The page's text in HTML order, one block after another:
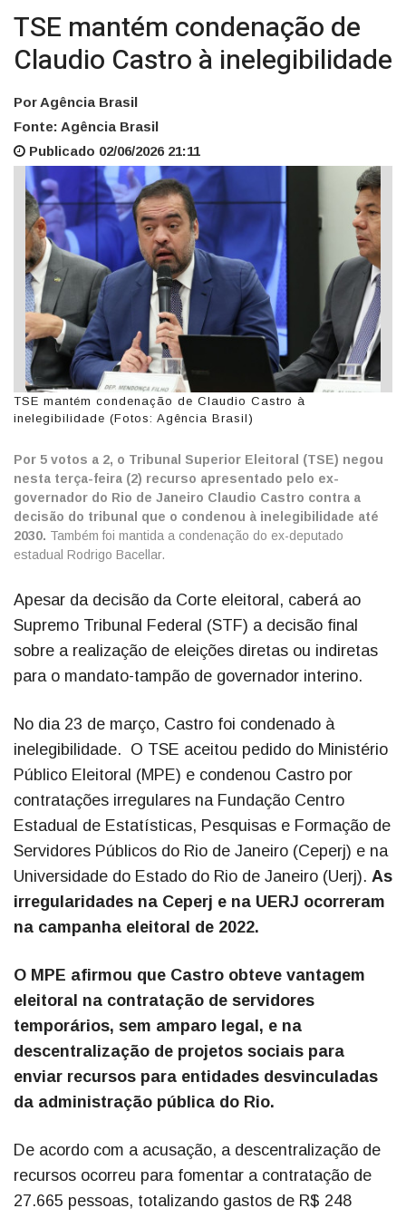
TSE mantém condenação de
Claudio Castro à inelegibilidade
Por Agência Brasil
Fonte: Agência Brasil
Publicado 02/06/2026 21:11
TSE mantém condenação de Claudio Castro à
inelegibilidade (Fotos: Agência Brasil)
Por 5 votos a 2, o Tribunal Superior Eleitoral (TSE) negou
nesta terça-feira (2) recurso apresentado pelo ex-
governador do Rio de Janeiro Claudio Castro contra a
decisão do tribunal que o condenou à inelegibilidade até
2030. Também foi mantida a condenação do ex-deputado
estadual Rodrigo Bacellar.
Apesar da decisão da Corte eleitoral, caberá ao
Supremo Tribunal Federal (STF) a decisão final
sobre a realização de eleições diretas ou indiretas
para o mandato-tampão de governador interino.
No dia 23 de março, Castro foi condenado à
inelegibilidade. O TSE aceitou pedido do Ministério
Público Eleitoral (MPE) e condenou Castro por
contratações irregulares na Fundação Centro
Estadual de Estatísticas, Pesquisas e Formação de
Servidores Públicos do Rio de Janeiro (Ceperj) e na
Universidade do Estado do Rio de Janeiro (Uerj). As
irregularidades na Ceperj e na UERJ ocorreram
na campanha eleitoral de 2022.
O MPE afirmou que Castro obteve vantagem
eleitoral na contratação de servidores
temporários, sem amparo legal, e na
descentralização de projetos sociais para
enviar recursos para entidades desvinculadas
da administração pública do Rio.
De acordo com a acusação, a descentralização de
recursos ocorreu para fomentar a contratação de
27.665 pessoas, totalizando gastos de R$ 248